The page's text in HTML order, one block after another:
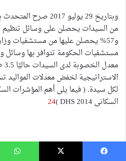
من السيدات يحصلن على وسائل تنظيم
مستشفيات الحكومة تتوافر بها وسائل
لكل سيدة. ( فيما يلى أهم المؤشرات
السكانى DHS 2014 )
24